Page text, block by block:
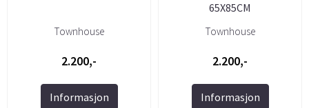
Townhouse
2.200,-
Informasjon
65X85CM
Townhouse
2.200,-
Informasjon